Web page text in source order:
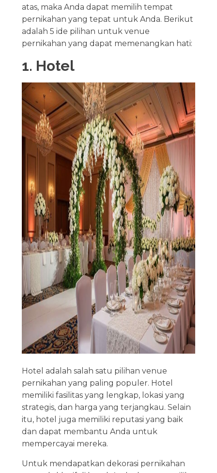
atas, maka Anda dapat memilih tempat
pernikahan yang tepat untuk Anda. Berikut
adalah 5 ide pilihan untuk venue
pernikahan yang dapat memenangkan hati:
1. Hotel
Hotel adalah salah satu pilihan venue
pernikahan yang paling populer. Hotel
memiliki fasilitas yang lengkap, lokasi yang
strategis, dan harga yang terjangkau. Selain
itu, hotel juga memiliki reputasi yang baik
dan dapat membantu Anda untuk
mempercayai mereka.
Untuk mendapatkan dekorasi pernikahan